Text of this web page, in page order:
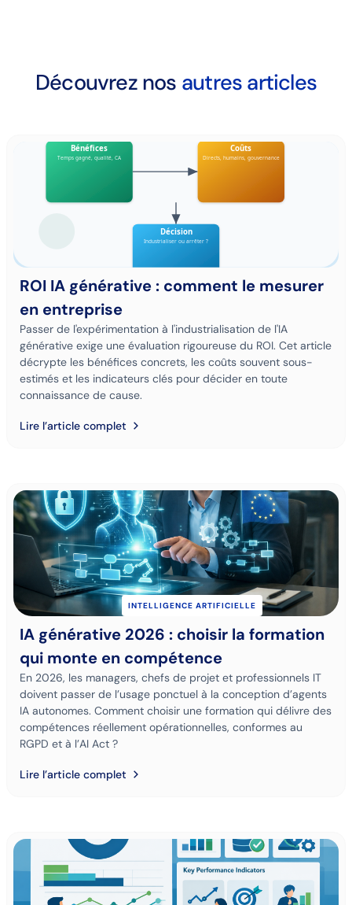
Découvrez nos autres articles
ROI IA générative : comment le mesurer
en entreprise
Passer de l'expérimentation à l'industrialisation de l'IA
générative exige une évaluation rigoureuse du ROI. Cet article
décrypte les bénéfices concrets, les coûts souvent sous-
estimés et les indicateurs clés pour décider en toute
connaissance de cause.
Lire l’article complet
INTELLIGENCE ARTIFICIELLE
IA générative 2026 : choisir la formation
qui monte en compétence
En 2026, les managers, chefs de projet et professionnels IT
doivent passer de l’usage ponctuel à la conception d’agents
IA autonomes. Comment choisir une formation qui délivre des
compétences réellement opérationnelles, conformes au
RGPD et à l’AI Act ?
Lire l’article complet